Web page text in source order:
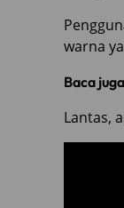
warna
Baca
Lantas,